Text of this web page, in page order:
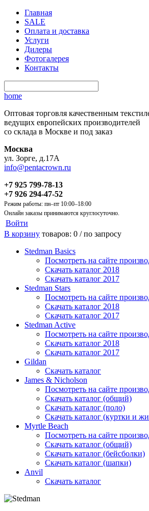
Главная
SALE
Оплата и доставка
Услуги
Дилеры
Фотогалерея
Контакты
home
Оптовая торговля качественным
ведущих европейских производителей
со склада в Москве и под заказ
Москва
ул. Зорге, д.17А
info@pentacrown.ru
+7 925 799-78-13
+7 926 294-47-52
Режим работы: пн–пт 10:00–18:00
Онлайн заказы принимаются круглосуточно.
Войти
В корзину товаров: 0 /по запросу
Stedman Basics
Посмотреть на сайте
Скачать каталог 2018
Скачать каталог 2017
Stedman Stars
Посмотреть на сайте
Скачать каталог 2018
Скачать каталог 2017
Stedman Active
Посмотреть на сайте
Скачать каталог 2018
Скачать каталог 2017
Gildan
Скачать каталог
James & Nicholson
Посмотреть на сайте
Скачать каталог (общий)
Скачать каталог (поло)
Скачать каталог (куртки и
Myrtle Beach
Посмотреть на сайте
Скачать каталог (общий)
Скачать каталог (бейсболки)
Скачать каталог (шапки)
Anvil
Скачать каталог